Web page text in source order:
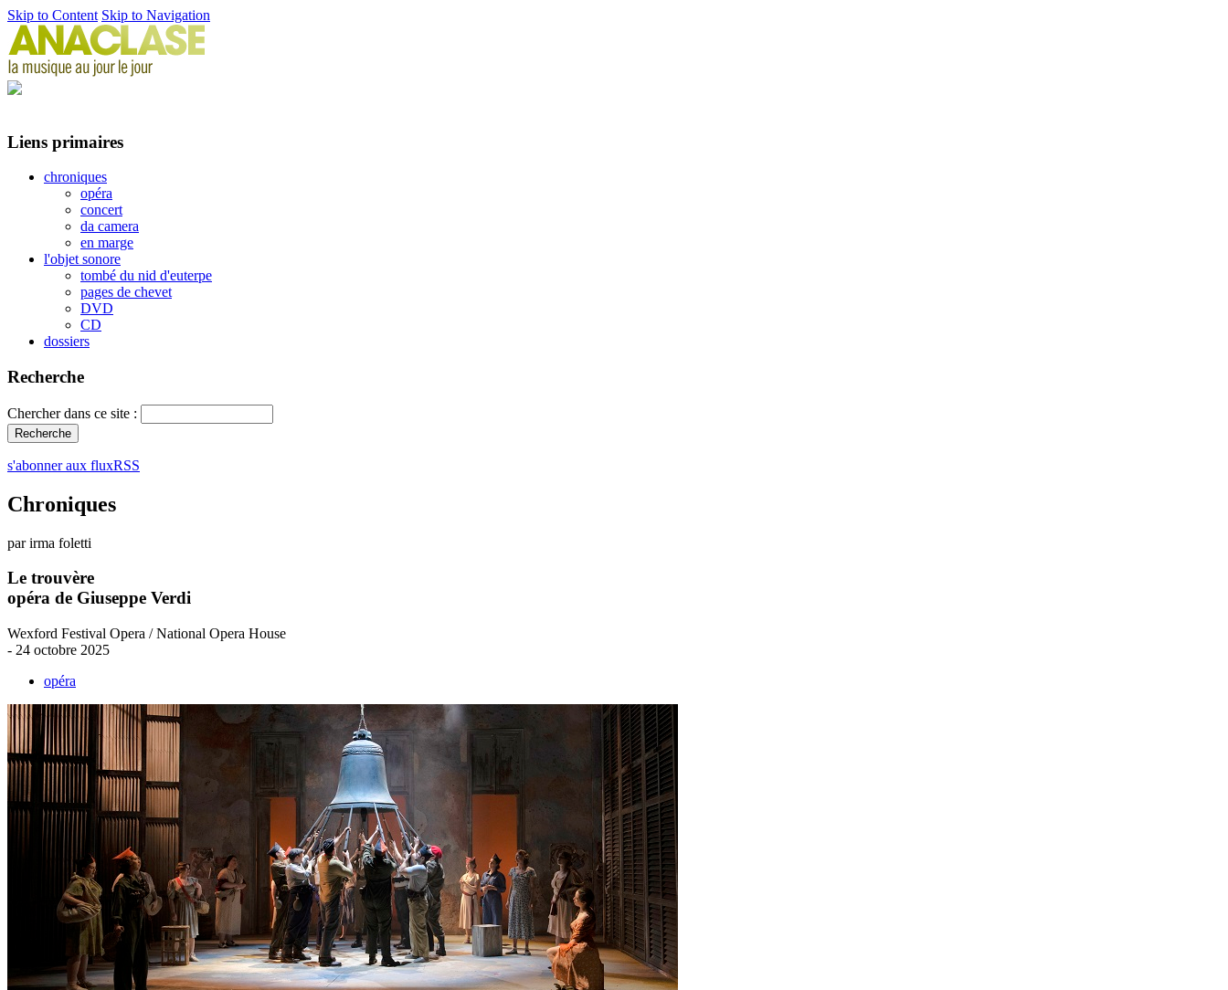
Skip to Content Skip to Navigation
Liens primaires
chroniques
opéra
concert
da camera
en marge
l'objet sonore
tombé du nid d'euterpe
pages de chevet
DVD
CD
dossiers
Recherche
Chercher dans ce site :
s'abonner aux fluxRSS
Chroniques
par irma foletti
Le trouvère
opéra de Giuseppe Verdi
Wexford Festival Opera / National Opera House
- 24 octobre 2025
opéra